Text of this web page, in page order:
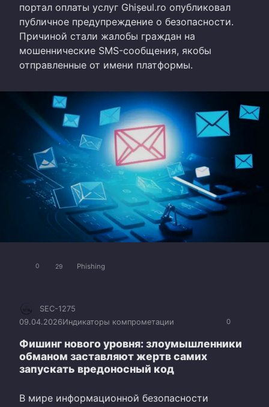
портал оплаты услуг Ghișeul.ro опубликовал
публичное предупреждение о безопасности.
Причиной стали жалобы граждан на
мошеннические SMS-сообщения, якобы
отправленные от имени платформы.
0 29 Phishing
0
SEC-1275
09.04.2026Индикаторы компрометации
Фишинг нового уровня: злоумышленники
обманом заставляют жертв самих
запускать вредоносный код
В мире информационной безопасности